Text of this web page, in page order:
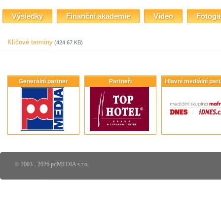
Výsledky Finanční akademie Video
Klíčové termíny (424.67 KB)
Generální partner Partneři Hlavní mediální
© 2003 - 2026 pdMEDIA s.r.o.